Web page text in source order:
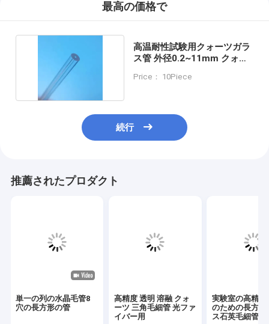
最高の価格で
高温耐性試験用クォーツガラ
ス管 外径0.2~11mm クォー
Price： 10Piece
続行
推薦されたプロダクト
単一の列の水晶毛管8
穴の長方形の管
高精度 透明 溶融 クォ
ーツ 三角毛細管 光ファ
イバー用
実験室の高精度
のための長方形
ス石英毛細管